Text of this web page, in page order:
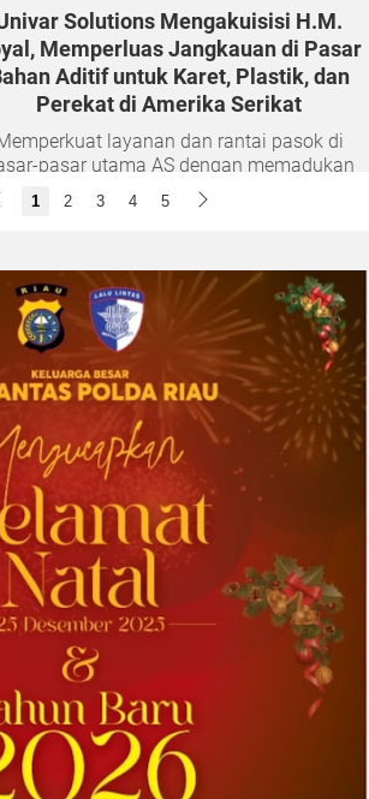
Solutions Mengakuisisi H.M.
Memperluas Jangkauan di Pasar
Aditif untuk Karet, Plastik, dan
Perekat di Amerika Serikat
layanan dan rantai pasok di
pasar utama AS dengan memadukan
satu abad keahlian teknis dan hubungan
pelanggan yang dilandasi kepercayaan
08-01 00:27:35 Univar Solutions LLC
Solutions Mengapresiasi Mitra
Terbaik di Ajang Carrier
Awards Tahunan
DOWNERS GROVE, Illinois, Aug. 01, 2026
NEWSWIRE) -- Univar Solutions LLC
(“Univar Solutions” atau “Perusahaan”),
penyedia solusi global terkemuka bagi
pengguna bahan baku dan bahan kimia...
2026-07-31 22:21:10| Source:
dan Swarmer Berkolaborasi
1 2 3 4 5